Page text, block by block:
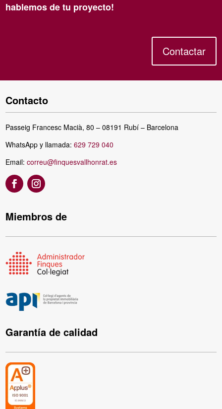
hablemos de tu proyecto!
Contactar
Contacto
Passeig Francesc Macià, 80 – 08191 Rubí – Barcelona
WhatsApp y llamada:629 729 040
Email:correu@finquesvallhonrat.es
Miembros de
Garantía de calidad